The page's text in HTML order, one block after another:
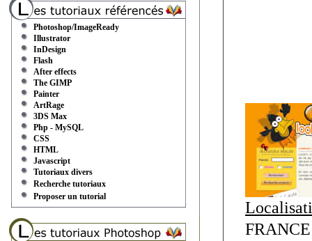
Photoshop/ImageReady
Illustrator
InDesign
Flash
After effects
The GIMP
Painter
ArtRage
3DS Max
Php - MySQL
CSS
HTML
Javascript
Tutoriaux divers
Recherche tutoriaux
Proposer un tutorial